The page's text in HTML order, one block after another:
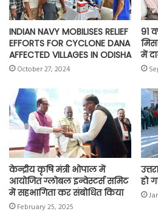
INDIAN NAVY MOBILISES RELIEF
EFFORTS FOR CYCLONE DANA
AFFECTED VILLAGES IN ODISHA
October 27, 2024
91
में
केन्द्रीय कृषि मंत्री भोपाल में
आयोजित ग्लोबल इन्वेस्टर्स समिट
में सहभागिता कर संबोधित किया
February 25, 2025
हो